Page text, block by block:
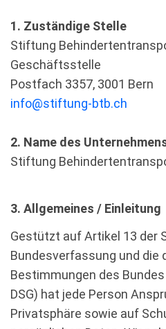
1. Zuständige Stelle
Stiftung
Geschäftsstelle
Postfach 3357, 3001 Bern
info@stiftung-btb.ch
2. Name des
Stiftung
3. Allgemeines / Einleitung
Gestützt auf Artikel 13 der
Bundesverfassung und
Bestimmungen des
DSG) hat jede Person
Privatsphäre sowie auf